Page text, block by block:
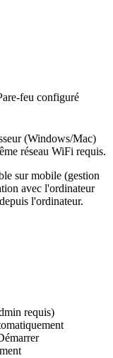
feu configuré
(Windows/Mac)
réseau WiFi requis.
sur mobile (gestion
avec l'ordinateur
l'ordinateur.
requis)